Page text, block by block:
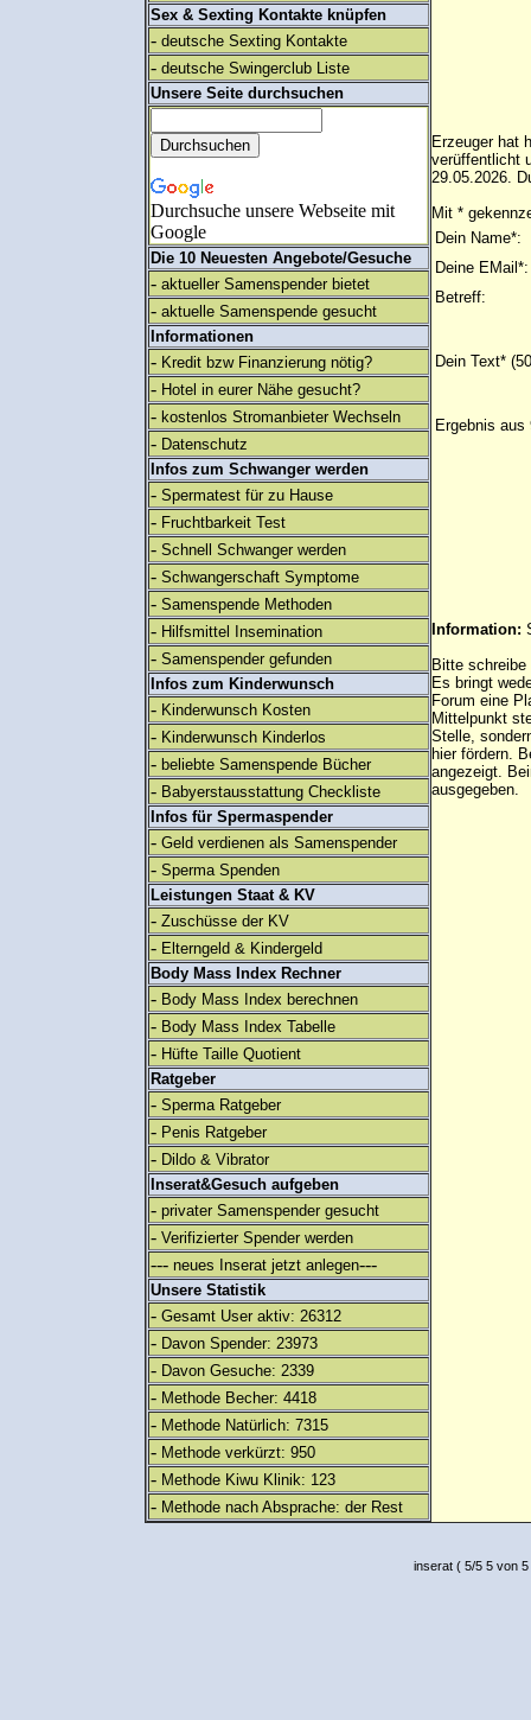
Sex & Sexting Kontakte knüpfen
- deutsche Sexting Kontakte
- deutsche Swingerclub Liste
Unsere Seite durchsuchen
Durchsuche unsere Webseite mit
Google
Die 10 Neuesten Angebote/Gesuche
- aktueller Samenspender bietet
- aktuelle Samenspende gesucht
Informationen
- Kredit bzw Finanzierung nötig?
- Hotel in eurer Nähe gesucht?
- kostenlos Stromanbieter Wechseln
- Datenschutz
Infos zum Schwanger werden
- Spermatest für zu Hause
- Fruchtbarkeit Test
- Schnell Schwanger werden
- Schwangerschaft Symptome
- Samenspende Methoden
- Hilfsmittel Insemination
- Samenspender gefunden
Infos zum Kinderwunsch
- Kinderwunsch Kosten
- Kinderwunsch Kinderlos
- beliebte Samenspende Bücher
- Babyerstausstattung Checkliste
Infos für Spermaspender
- Geld verdienen als Samenspender
- Sperma Spenden
Leistungen Staat & KV
- Zuschüsse der KV
- Elterngeld & Kindergeld
Body Mass Index Rechner
- Body Mass Index berechnen
- Body Mass Index Tabelle
- Hüfte Taille Quotient
Ratgeber
- Sperma Ratgeber
- Penis Ratgeber
- Dildo & Vibrator
Inserat&Gesuch aufgeben
- privater Samenspender gesucht
- Verifizierter Spender werden
--- neues Inserat jetzt anlegen---
Unsere Statistik
- Gesamt User aktiv: 26312
- Davon Spender: 23973
- Davon Gesuche: 2339
- Methode Becher: 4418
- Methode Natürlich: 7315
- Methode verkürzt: 950
- Methode Kiwu Klinik: 123
- Methode nach Absprache: der Rest
Erzeuger hat
verüffentlicht
29.05.2026.
Mit *
Dein Name*:
Deine EMail*:
Betreff:
Dein Text*
Ergebnis aus
Information:
Bitte
Es bringt
Forum eine
Mittelpunkt
Stelle,
hier fördern.
angezeigt.
ausgegeben.
inserat( 5/5 5 von 5